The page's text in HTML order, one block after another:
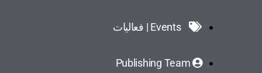
Events | فعاليات
Publishing Team